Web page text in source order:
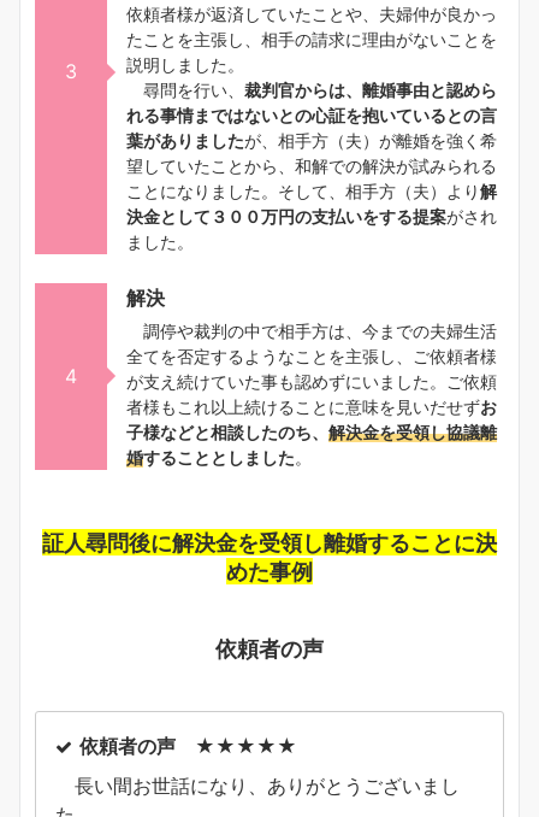
3
依頼者様が返済していたことや、夫婦仲が良かっ
たことを主張し、相手の請求に理由がないことを
説明しました。
尋問を行い、 裁判官からは、離婚事由と認めら
れる事情まではないとの心証を抱いているとの言
葉がありましたが、相手方（夫）が離婚を強く希
望していたことから、和解での解決が試みられる
ことになりました。そして、相手方（夫）より解
決金として３００万円の支払いをする提案がされ
ました。
4
解決
調停や裁判の中で相手方は、今までの夫婦生活
全てを否定するようなことを主張し、ご依頼者様
が支え続けていた事も認めずにいました。ご依頼
者様もこれ以上続けることに意味を見いだせずお
子様などと相談したのち、 解決金を受領し協議離
婚することとしました。
証人尋問後に解決金を受領し離婚することに決
めた事例
依頼者の声
依頼者の声 ★★★★★
長い間お世話になり、ありがとうございまし